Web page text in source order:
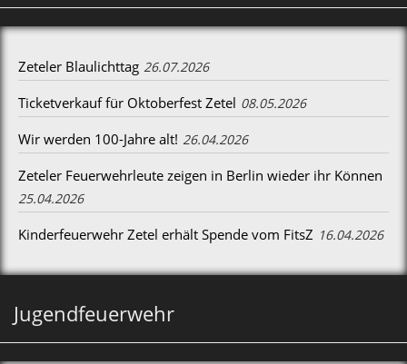
Zeteler Blaulichttag 26.07.2026
Ticketverkauf für Oktoberfest Zetel 08.05.2026
Wir werden 100-Jahre alt! 26.04.2026
Zeteler Feuerwehrleute zeigen in Berlin wieder ihr Können
25.04.2026
Kinderfeuerwehr Zetel erhält Spende vom FitsZ 16.04.2026
Jugendfeuerwehr